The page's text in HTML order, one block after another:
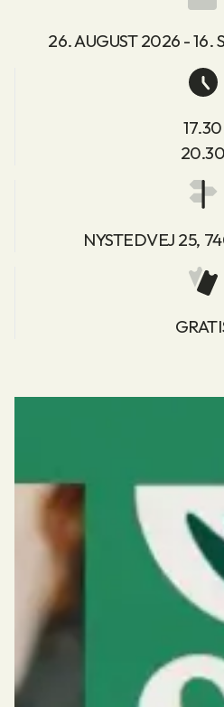
26. AUGUST 2026 - 16.
17.30
20.30
NYSTEDVEJ 25,